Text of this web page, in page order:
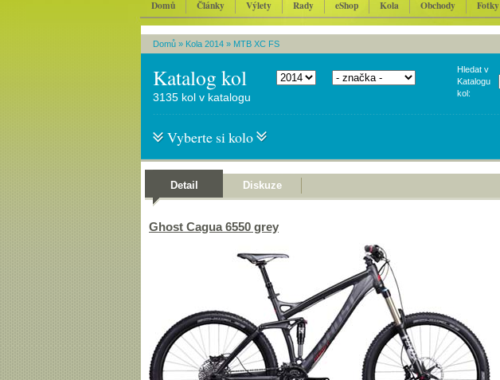
Domů Články Výlety Rady eShop Kola Obchody Fotky
Domů » Kola 2014 » MTB XC FS
Katalog kol
Hledat v
Katalogu
kol:
3135 kol v katalogu
Vyberte si kolo
Detail Diskuze
Ghost Cagua 6550 grey